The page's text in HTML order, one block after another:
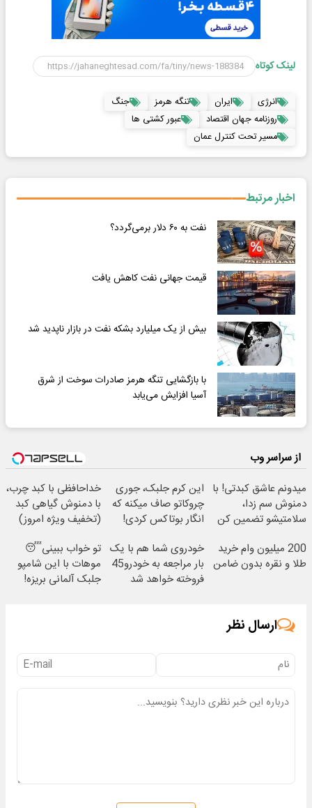
لینک کوتاه
انرژی ایران تنگه هرمز
جنگ
روزنامه جهان اقتصاد
عبور کشتی ها
مسیر تحت کنترل عمان
اخبار مرتبط
نفت به ۶۰ دلار برمی‌گردد؟
قیمت جهانی نفت کاهش یافت
بیش از یک میلیارد بشکه نفت در بازار ناپدید شد
با بازگشایی تنگه هرمز صادرات سوخت از شرق
آسیا افزایش می‌یابد
از سراسر وب
میدونم عاشق کبدتی! با
دمنوش سم زدا،
سلامتیشو تضمین کن
این کرم جلبک، جوری
چروکاتو صاف میکنه که
انگار بوتاکس کردی!
خداحافظی با کبد چرب،
با دمنوش گیاهی کبد
(تخفیف ویژه امروز)
200 میلیون وام خرید
طلا و نقره بدون ضامن
خودروی شما هم با یک
بار مراجعه به خودرو45
فروخته خواهد شد
تو خواب ببینی😴
موهات با این شامپو
جلبک آلمانی بریزه!
ارسال نظر